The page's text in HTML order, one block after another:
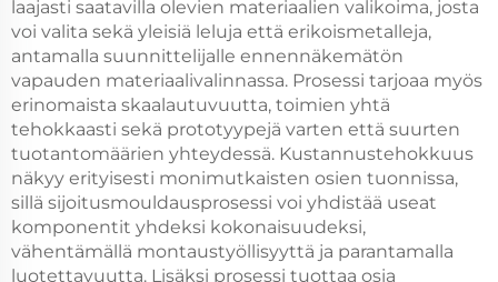
laajasti saatavilla olevien materiaalien valikoima, josta
voi valita sekä yleisiä leluja että erikoismetalleja,
antamalla suunnittelijalle ennennäkemätön
vapauden materiaalivalinnassa. Prosessi tarjoaa myös
erinomaista skaalautuvuutta, toimien yhtä
tehokkaasti sekä prototyypejä varten että suurten
tuotantomäärien yhteydessä. Kustannustehokkuus
näkyy erityisesti monimutkaisten osien tuonnissa,
sillä sijoitusmouldausprosessi voi yhdistää useat
komponentit yhdeksi kokonaisuudeksi,
vähentämällä montaustyöllisyyttä ja parantamalla
luotettavuutta. Lisäksi prosessi tuottaa osia